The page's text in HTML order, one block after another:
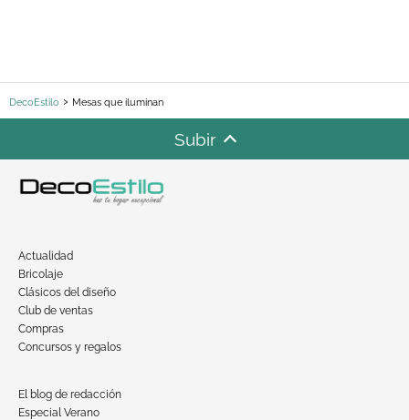
DecoEstilo Mesas que iluminan
Subir
Actualidad
Bricolaje
Clásicos del diseño
Club de ventas
Compras
Concursos y regalos
El blog de redacción
Especial Verano